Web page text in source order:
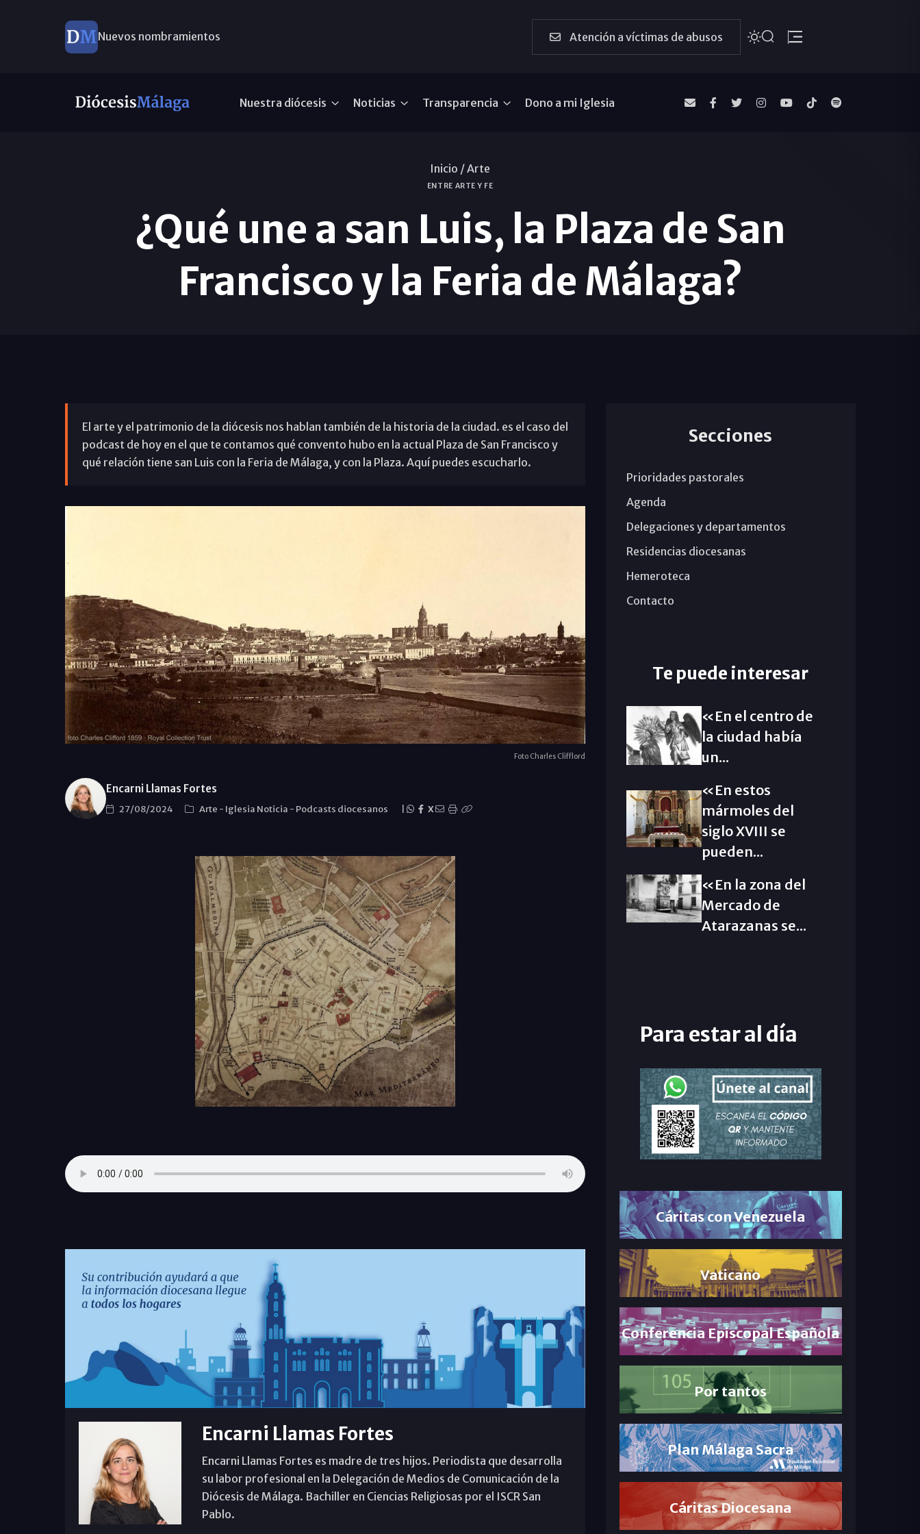
Nuevos nombramientos Atención a víctimas de abusos
Nuestra diócesis Noticias Transparencia Dono a mi Iglesia
Inicio /Arte
ENTRE ARTE Y FE
¿Qué une a san Luis, la Plaza de San
Francisco y la Feria de Málaga?
El arte y el patrimonio de la diócesis nos hablan también de la historia de la ciudad. es el caso del
podcast de hoy en el que te contamos qué convento hubo en la actual Plaza de San Francisco y
qué relación tiene san Luis con la Feria de Málaga, y con la Plaza. Aquí puedes escucharlo.
Foto Charles Clifflord
Encarni Llamas Fortes
27/08/2024 Arte - Iglesia Noticia - Podcasts diocesanos X
Encarni Llamas Fortes
Encarni Llamas Fortes es madre de tres hijos. Periodista que desarrolla
su labor profesional en la Delegación de Medios de Comunicación de la
Diócesis de Málaga. Bachiller en Ciencias Religiosas por el ISCR San
Pablo.
Secciones
Prioridades pastorales
Agenda
Delegaciones y departamentos
Residencias diocesanas
Hemeroteca
Contacto
Te puede interesar
«En el centro de
la ciudad había
un...
«En estos
mármoles del
siglo XVIII se
pueden...
«En la zona del
Mercado de
Atarazanas se...
Para estar al día
Cáritas con Venezuela
Vaticano
Conferencia Episcopal Española
Por tantos
Plan Málaga Sacra
Cáritas Diocesana